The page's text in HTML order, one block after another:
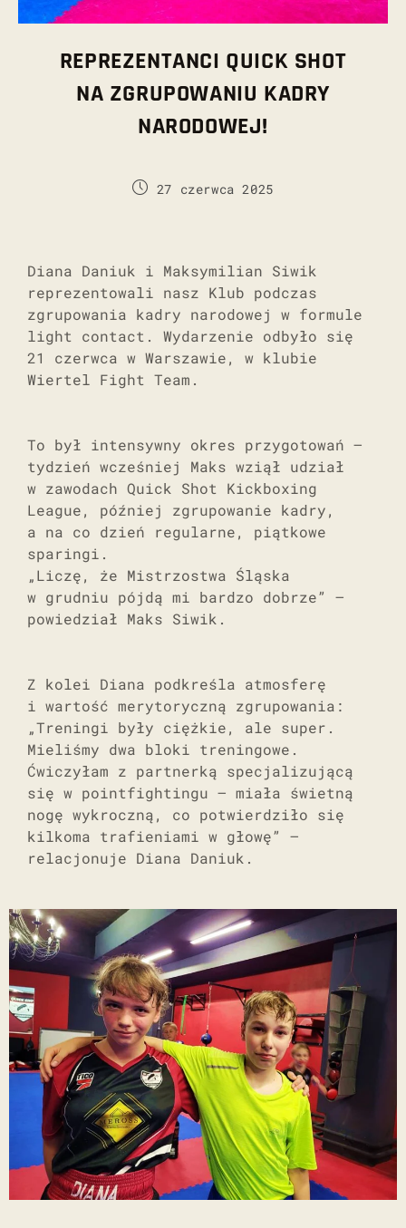
REPREZENTANCI QUICK SHOT
NA ZGRUPOWANIU KADRY
NARODOWEJ!
27 czerwca 2025
Diana Daniuk i Maksymilian Siwik
reprezentowali nasz Klub podczas
zgrupowania kadry narodowej w formule
light contact. Wydarzenie odbyło się
21 czerwca w Warszawie, w klubie
Wiertel Fight Team.
To był intensywny okres przygotowań –
tydzień wcześniej Maks wziął udział
w zawodach Quick Shot Kickboxing
League, później zgrupowanie kadry,
a na co dzień regularne, piątkowe
sparingi.
„Liczę, że Mistrzostwa Śląska
w grudniu pójdą mi bardzo dobrze” –
powiedział Maks Siwik.
Z kolei Diana podkreśla atmosferę
i wartość merytoryczną zgrupowania:
„Treningi były ciężkie, ale super.
Mieliśmy dwa bloki treningowe.
Ćwiczyłam z partnerką specjalizującą
się w pointfightingu – miała świetną
nogę wykroczną, co potwierdziło się
kilkoma trafieniami w głowę” –
relacjonuje Diana Daniuk.